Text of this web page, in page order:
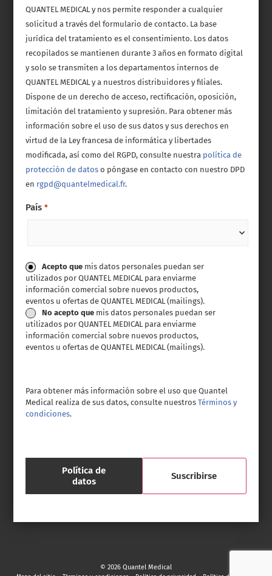
QUANTEL MEDICAL y nos permite responder a cualquier
solicitud a través del formulario de contacto. La base
jurídica del tratamiento es el consentimiento. Los datos
recopilados se mantienen durante 3 años en formato digital
y solo se transmiten a los departamentos internos de
QUANTEL MEDICAL y a nuestros distribuidores y filiales.
Dispone de un derecho de acceso, rectificación, oposición,
limitación del tratamiento y supresión. Para obtener más
información sobre el uso de sus datos y sus derechos en
virtud de la Ley francesa de informática y libertades
modificada, así como del RGPD, consulte nuestra política de
protección de datos o póngase en contacto con nuestro DPD
en rgpd@quantelmedical.fr.
País *
Consentimiento
Acepto que mis datos personales puedan ser
utilizados por QUANTEL MEDICAL para enviarme
información comercial sobre nuevos productos,
eventos u ofertas de QUANTEL MEDICAL (mailings).
No acepto que mis datos personales puedan ser
utilizados por QUANTEL MEDICAL para enviarme
información comercial sobre nuevos productos,
eventos u ofertas de QUANTEL MEDICAL (mailings).
Para obtener más información sobre el uso que Quantel
Medical realiza de sus datos, consulte nuestrosTérminos y
condiciones.
Política de
datos
© 2026 Quantel Medical